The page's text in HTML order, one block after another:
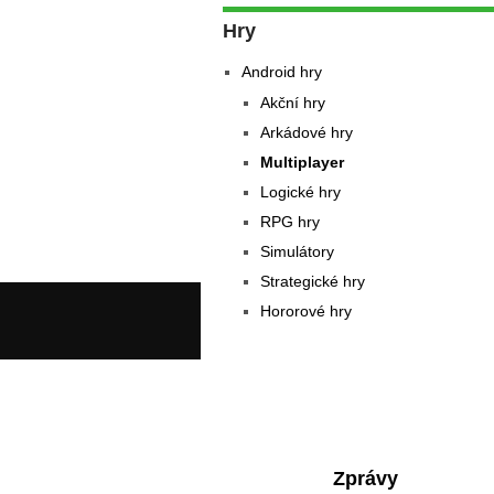
Hry
Android hry
Akční hry
Arkádové hry
Multiplayer
Logické hry
RPG hry
Simulátory
Strategické hry
Hororové hry
Zprávy